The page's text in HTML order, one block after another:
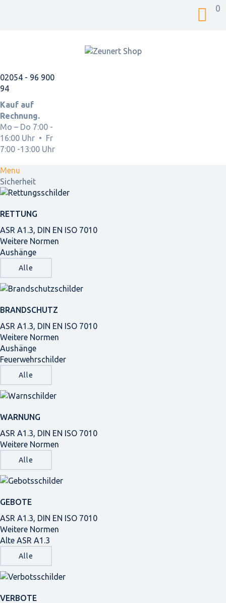
0
02054 - 96 900
94
Kauf auf
Rechnung.
Mo – Do 7:00 -
16:00 Uhr • Fr
7:00 -13:00 Uhr
Menu
Sicherheit
RETTUNG
ASR A1.3, DIN EN ISO 7010
Weitere Normen
Aushänge
Alle
BRANDSCHUTZ
ASR A1.3, DIN EN ISO 7010
Weitere Normen
Aushänge
Feuerwehrschilder
Alle
WARNUNG
ASR A1.3, DIN EN ISO 7010
Weitere Normen
Alle
GEBOTE
ASR A1.3, DIN EN ISO 7010
Weitere Normen
Alte ASR A1.3
Alle
VERBOTE